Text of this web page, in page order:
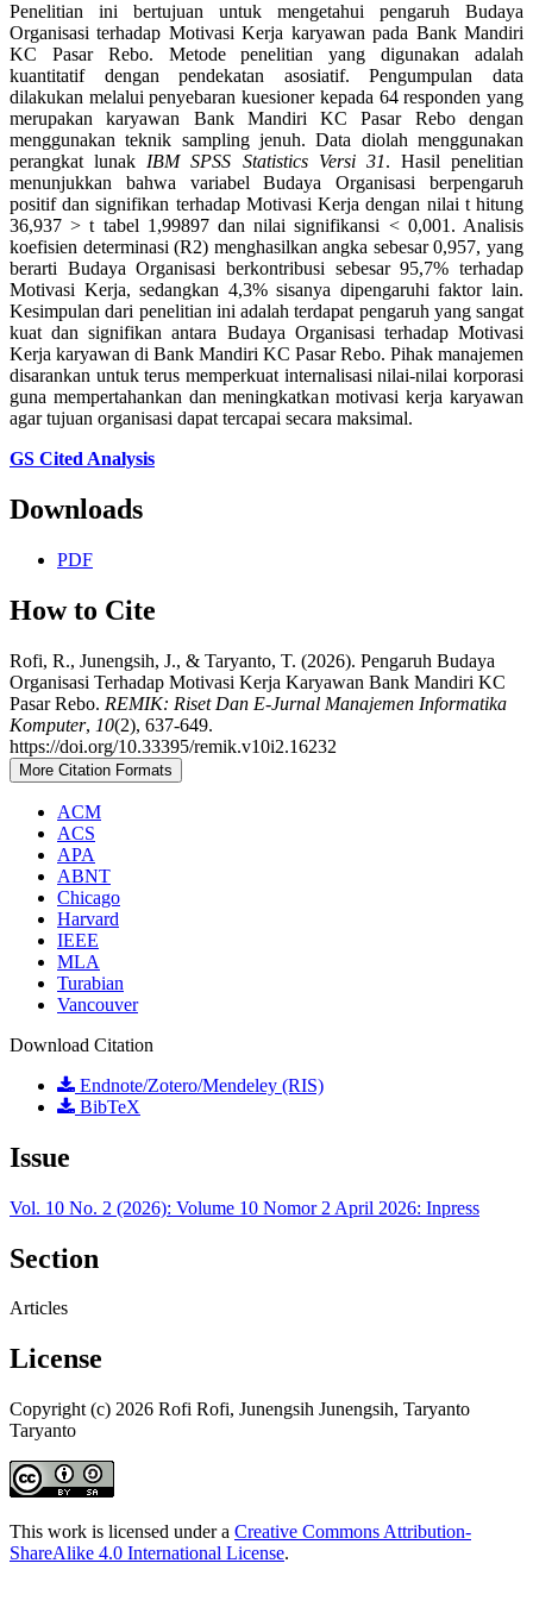
Penelitian ini bertujuan untuk mengetahui pengaruh Budaya
Organisasi terhadap Motivasi Kerja karyawan pada Bank Mandiri
KC Pasar Rebo. Metode penelitian yang digunakan adalah
kuantitatif dengan pendekatan asosiatif. Pengumpulan data
dilakukan melalui penyebaran kuesioner kepada 64 responden yang
merupakan karyawan Bank Mandiri KC Pasar Rebo dengan
menggunakan teknik sampling jenuh. Data diolah menggunakan
perangkat lunak IBM SPSS Statistics Versi 31. Hasil penelitian
menunjukkan bahwa variabel Budaya Organisasi berpengaruh
positif dan signifikan terhadap Motivasi Kerja dengan nilai t hitung
36,937 > t tabel 1,99897 dan nilai signifikansi < 0,001. Analisis
koefisien determinasi (R2) menghasilkan angka sebesar 0,957, yang
berarti Budaya Organisasi berkontribusi sebesar 95,7% terhadap
Motivasi Kerja, sedangkan 4,3% sisanya dipengaruhi faktor lain.
Kesimpulan dari penelitian ini adalah terdapat pengaruh yang sangat
kuat dan signifikan antara Budaya Organisasi terhadap Motivasi
Kerja karyawan di Bank Mandiri KC Pasar Rebo. Pihak manajemen
disarankan untuk terus memperkuat internalisasi nilai-nilai korporasi
guna mempertahankan dan meningkatkan motivasi kerja karyawan
agar tujuan organisasi dapat tercapai secara maksimal.
GS Cited Analysis
Downloads
PDF
How to Cite
Rofi, R., Junengsih, J., & Taryanto, T. (2026). Pengaruh Budaya
Organisasi Terhadap Motivasi Kerja Karyawan Bank Mandiri KC
Pasar Rebo. REMIK: Riset Dan E-Jurnal Manajemen Informatika
Komputer, 10(2), 637-649.
https://doi.org/10.33395/remik.v10i2.16232
More Citation Formats
ACM
ACS
APA
ABNT
Chicago
Harvard
IEEE
MLA
Turabian
Vancouver
Download Citation
Endnote/Zotero/Mendeley (RIS)
BibTeX
Issue
Vol. 10 No. 2 (2026): Volume 10 Nomor 2 April 2026: Inpress
Section
Articles
License
Copyright (c) 2026 Rofi Rofi, Junengsih Junengsih, Taryanto
Taryanto
This work is licensed under a Creative Commons Attribution-
ShareAlike 4.0 International License.